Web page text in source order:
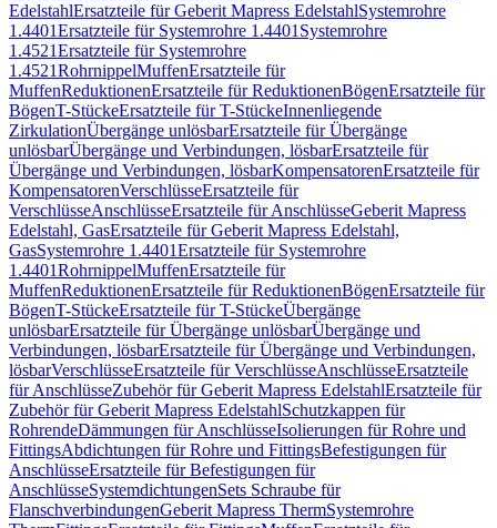
EdelstahlErsatzteile für Geberit Mapress EdelstahlSystemrohre
1.4401Ersatzteile für Systemrohre 1.4401 Systemrohre
1.4521Ersatzteile für Systemrohre
1.4521RohrnippelMuffenErsatzteile für
MuffenReduktionenErsatzteile für ReduktionenBögenErsatzteile für
BögenT-StückeErsatzteile für T-StückeInnenliegende
ZirkulationÜbergänge unlösbarErsatzteile für Übergänge
unlösbarÜbergänge und Verbindungen, lösbarErsatzteile für
Übergänge und Verbindungen, lösbarKompensatorenErsatzteile für
KompensatorenVerschlüsseErsatzteile für
VerschlüsseAnschlüsseErsatzteile für AnschlüsseGeberit Mapress
Edelstahl, GasErsatzteile für Geberit Mapress Edelstahl,
GasSystemrohre 1.4401Ersatzteile für Systemrohre
1.4401RohrnippelMuffenErsatzteile für
MuffenReduktionenErsatzteile für ReduktionenBögenErsatzteile für
BögenT-StückeErsatzteile für T-StückeÜbergänge
unlösbarErsatzteile für Übergänge unlösbarÜbergänge und
Verbindungen, lösbarErsatzteile für Übergänge und Verbindungen,
lösbarVerschlüsseErsatzteile für VerschlüsseAnschlüsseErsatzteile
für AnschlüsseZubehör für Geberit Mapress EdelstahlErsatzteile für
Zubehör für Geberit Mapress EdelstahlSchutzkappen für
RohrendeDämmungen für AnschlüsseIsolierungen für Rohre und
FittingsAbdichtungen für Rohre und FittingsBefestigungen für
AnschlüsseErsatzteile für Befestigungen für
AnschlüsseSystemdichtungenSets Schraube für
FlanschverbindungenGeberit Mapress ThermSystemrohre